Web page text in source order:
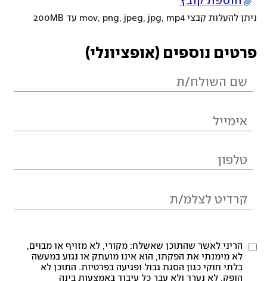
ניתן להעלות קבצי mov, png, jpeg, jpg, mp4 עד 200MB
פרטים נוספים (אופציונלי)
הריני לאשר שהתוכן שאשלח: מקורי, לא מזויף או מבוים,
לא מימנתי את הפקתו, הוא אינו מועתק או נגוע במעשה
בלתי חוקי כגון הסגת גבול ופגיעה בפרטיות. התוכן לא
הופק, לא נערך ולא עבר כל עיבוד באמצעות בינה